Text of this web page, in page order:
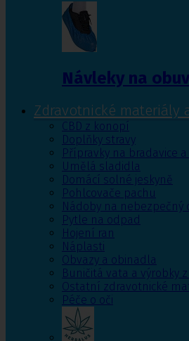
Návleky na obuv
Zdravotnické materiály
CBD z konopí
Doplňky stravy
Přípravky na bradavice
Umělá sladidla
Domácí solné jeskyně
Pohlcovače pachu
Nádoby na nebezpečný
Pytle na odpad
Hojení ran
Náplasti
Obvazy a obinadla
Buničitá vata a výrobky
Ostatní zdravotnické
Péče o oči